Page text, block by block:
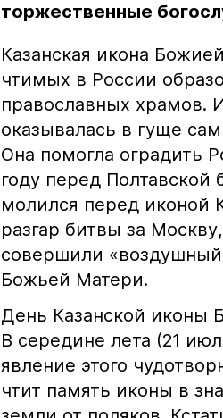
торжественные
Казанская икона
чтимых в России
православных храмов.
оказывалась в гуще
Она помогла оградить
году перед
молился перед иконой
разгар битвы за
совершили «воздушный
Божьей Матери.
День Казанской иконы
В середине лета (21
явление этого
чтит память иконы в